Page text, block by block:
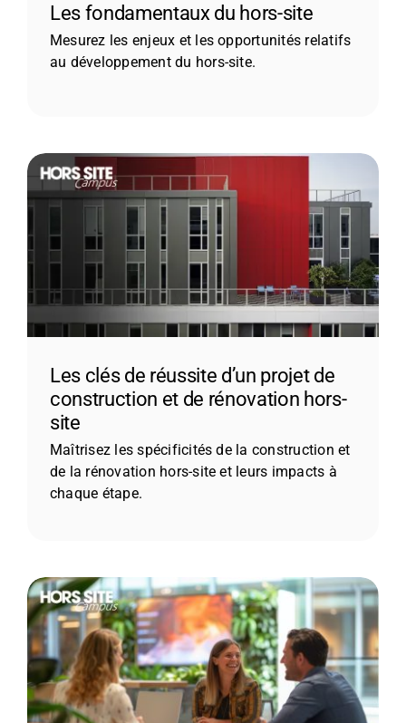
Les fondamentaux du hors-site
Mesurez les enjeux et les opportunités relatifs
au développement du hors-site.
Les clés de réussite d’un projet de
construction et de rénovation hors-
site
Maîtrisez les spécificités de la construction et
de la rénovation hors-site et leurs impacts à
chaque étape.